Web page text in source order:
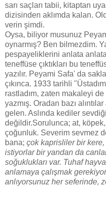
sarı saçları tabii, kitaptan
dizisinden aklımda kalan.
verin şimdi.
Oysa, biliyor musunuz
oynarmış? Ben bilmezdim.
pespayeliklerini anlata
teneffüse çıktıkları bu
yazılır. Peyami Safa' da
çıkınca. 1933 tarihli
rastladım, zaten makaleyi
yazmış. Oradan bazı
gelen. Aslında kediler
değildir.Sorulunca; at,
çoğunluk. Severim sevmez
bana; çok kaprisliler bir
istiyorlar bir yandan da
soğuklukları var. Tuhaf
anlamaya çalışmak
anlıyorsunuz her seferinde,